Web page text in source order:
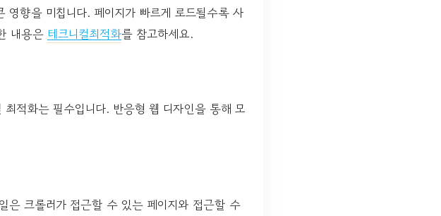
향을 미칩니다. 페이지가 빠르게 로드될수록 사
내용은 테크니컬최적화를 참고하세요.
적화는 필수입니다. 반응형 웹 디자인을 통해 모
은 크롤러가 접근할 수 있는 페이지와 접근할 수